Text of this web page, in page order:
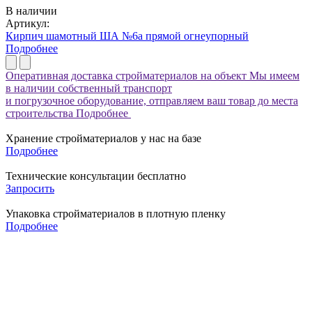
В наличии
Артикул:
Кирпич шамотный ША №6а прямой огнеупорный
Подробнее
Оперативная доставка стройматериалов на объект Мы имеем
в наличии собственный транспорт
и погрузочное оборудование, отправляем ваш товар до места
строительства Подробнее
Хранение стройматериалов у нас на базе
Подробнее
Технические консультации бесплатно
Запросить
Упаковка стройматериалов в плотную пленку
Подробнее